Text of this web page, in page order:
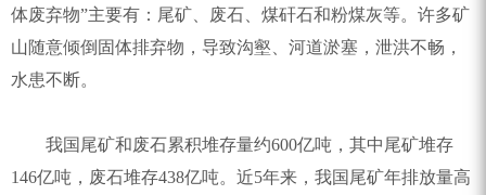
体废弃物”主要有：尾矿、废石、煤矸石和粉煤灰等。许多矿
山随意倾倒固体排弃物，导致沟壑、河道淤塞，泄洪不畅，
水患不断。
我国尾矿和废石累积堆存量约600亿吨，其中尾矿堆存
146亿吨，废石堆存438亿吨。近5年来，我国尾矿年排放量高